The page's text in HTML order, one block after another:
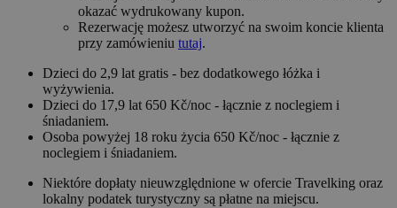
okazać wydrukowany kupon.
Rezerwację możesz utworzyć na swoim koncie klienta
przy zamówieniu tutaj.
Dzieci do 2,9 lat gratis - bez dodatkowego łóżka i
wyżywienia.
Dzieci do 17,9 lat 650 Kč/noc - łącznie z noclegiem i
śniadaniem.
Osoba powyżej 18 roku życia 650 Kč/noc - łącznie z
noclegiem i śniadaniem.
Niektóre dopłaty nieuwzględnione w ofercie Travelking oraz
lokalny podatek turystyczny są płatne na miejscu.